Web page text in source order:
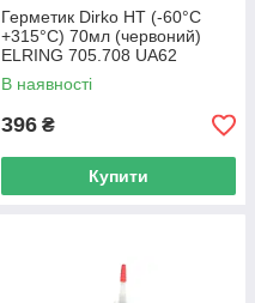
Герметик Dirko HT (-60°C
+315°C) 70мл (червоний)
ELRING 705.708 UA62
В наявності
396 ₴
Купити